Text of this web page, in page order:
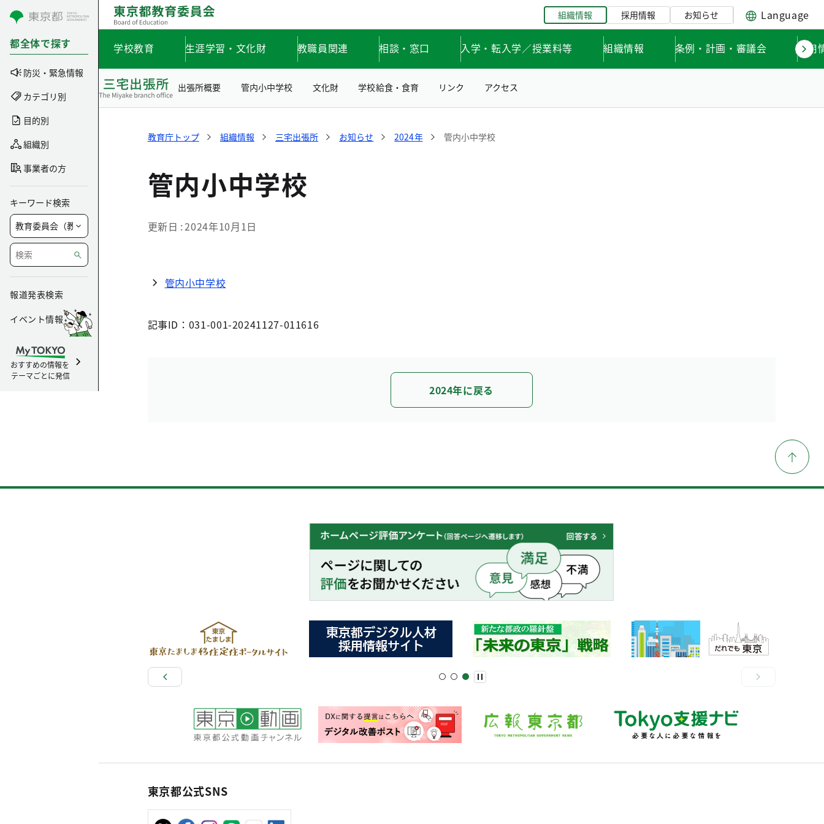
コンテンツにスキップ
都全体で探す
防災・緊急情報
カテゴリ別
目的別
組織別
事業者の方
キーワード検索
報道発表検索
イベント情報
おすすめの情報を
テーマごとに発信
組織情報 採用情報 お知らせ Language
学校教育 生涯学習・文化財 教職員関連 相談・窓口 入学・転入学／授業料等 組織情報 条例・計画・審議会 採用
出張所概要 管内小中学校 文化財 学校給食・食育 リンク アクセス
教育庁トップ 組織情報 三宅出張所 お知らせ 2024年 管内小中学校
管内小中学校
更新日 2024年10月1日
管内小中学校
記事ID：031-001-20241127-011616
2024年に戻る
東京都公式SNS